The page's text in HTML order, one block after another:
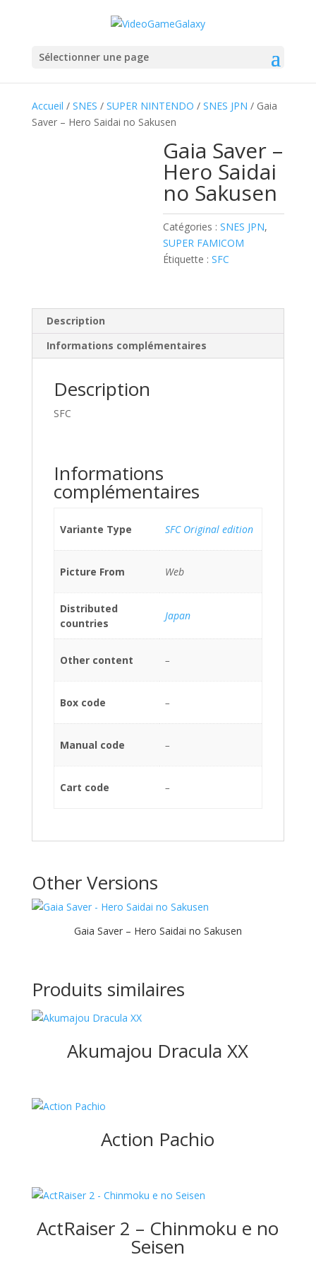
Sélectionner une page
Accueil / SNES / SUPER NINTENDO / SNES JPN / Gaia
Saver – Hero Saidai no Sakusen
Gaia Saver –
Hero Saidai
no Sakusen
Catégories :SNES JPN,
SUPER FAMICOM
Étiquette :SFC
Description
Informations complémentaires
Description
SFC
Informations
complémentaires
Variante Type SFC Original edition
Picture From Web
Distributed
countries
Japan
Other content –
Box code –
Manual code –
Cart code –
Other Versions
Gaia Saver – Hero Saidai no Sakusen
Produits similaires
Akumajou Dracula XX
Action Pachio
ActRaiser 2 – Chinmoku e no
Seisen